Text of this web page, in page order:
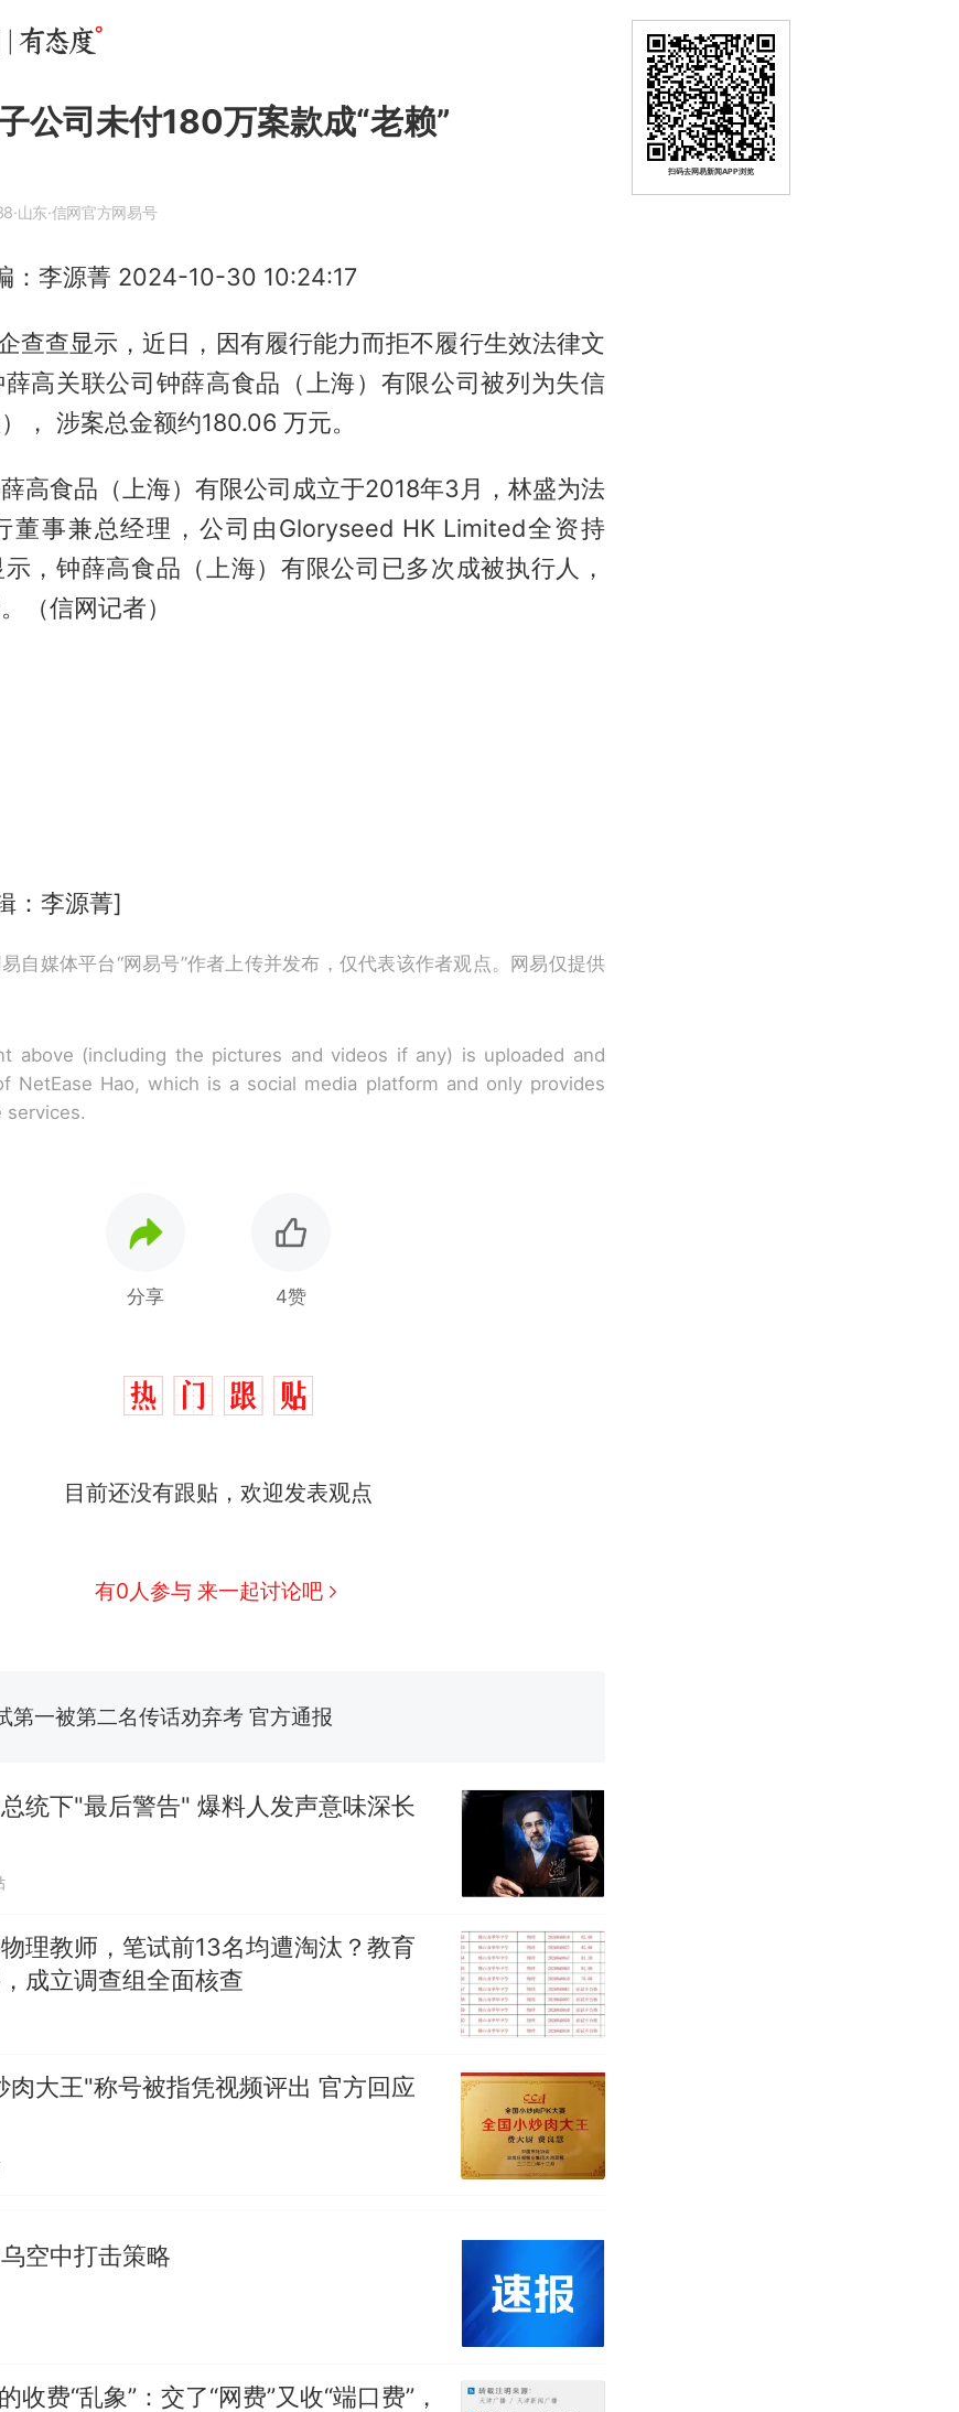
公司未付180万案款成“老赖”
·山东·信网官方网易号
：李源菁 2024-10-30 10:24:17
查查显示，近日，因有履行能力而拒不履行生效法律文
高关联公司钟薛高食品（上海）有限公司被列为失信
， 涉案总金额约180.06 万元。
高食品（上海）有限公司成立于2018年3月，林盛为法
董事兼总经理，公司由Gloryseed HK Limited全资持
，钟薛高食品（上海）有限公司已多次成被执行人，
（信网记者）
：李源菁]
自媒体平台“网易号”作者上传并发布，仅代表该作者观点。网易仅提供
above (including the pictures and videos if any) is uploaded and
NetEase Hao, which is a social media platform and only provides
services.
分享 4赞
目前还没有跟贴，欢迎发表观点
有0人参与 来一起讨论吧
那个在床头放菜刀的女孩，因老师一句“跟我回家”改写了人生
搬家报价570元，搬到楼下交5060元才肯搬上楼！女子傻眼
厨“全国小炒肉大王”称号，仅凭视频评出？中国烹饪协会回应
一中学招聘物理教师，笔试前13名均遭淘汰？教育局：已叫停
那个在床头放菜刀的女孩，因老师一句“跟我回家”改写了人生
统下"最后警告" 爆料人发声意味深长
理教师，笔试前13名均遭淘汰？教育
成立调查组全面核查
肉大王"称号被指凭视频评出 官方回应
空中打击策略
收费“乱象”：交了“网费”又收“端口费”，
扫码去网易新闻APP浏览